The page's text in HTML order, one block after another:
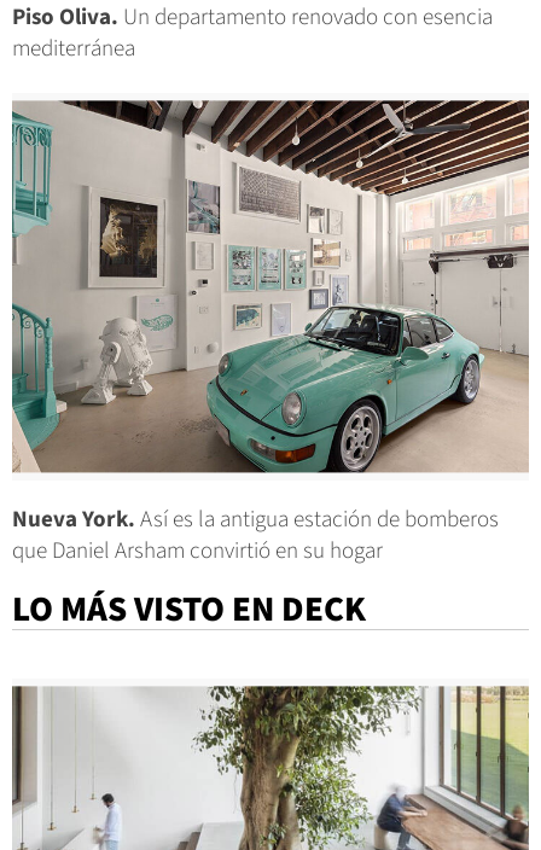
Piso Oliva. Un departamento renovado con esencia
mediterránea
Nueva York.Así es la antigua estación de bomberos
que Daniel Arsham convirtió en su hogar
LO MÁS VISTO EN DECK